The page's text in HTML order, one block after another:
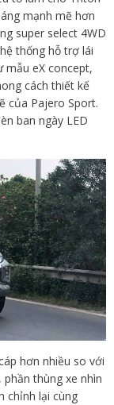
mạnh mẽ hơn
super select 4WD
thống hỗ trợ lái
eX concept,
cách thiết kế
của Pajero Sport.
ban ngày LED
hơn nhiều so với
thùng xe nhìn
chỉnh lại cùng